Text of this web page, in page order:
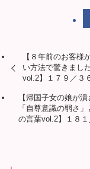
【８年前のお客様
い方法で驚きまし
vol.2】１７９／３
【帰国子女の娘が
「自尊意識の弱さ
の言葉vol.2】１８１